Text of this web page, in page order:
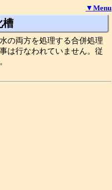
▼Menu
槽
の両方を処理する合併処理
は行なわれていません。従